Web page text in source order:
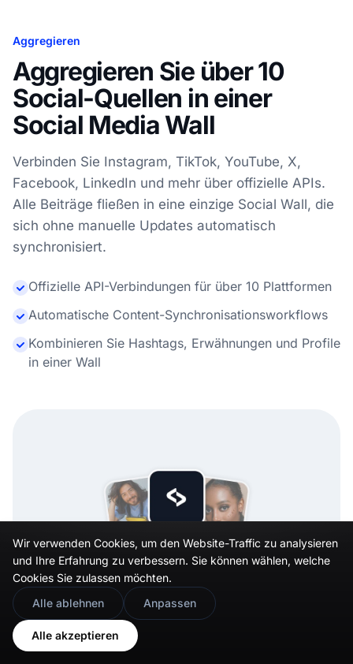
Aggregieren
Aggregieren Sie über 10
Social-Quellen in einer
Social Media Wall
Verbinden Sie Instagram, TikTok, YouTube, X,
Facebook, LinkedIn und mehr über offizielle APIs.
Alle Beiträge fließen in eine einzige Social Wall, die
sich ohne manuelle Updates automatisch
synchronisiert.
Offizielle API-Verbindungen für über 10 Plattformen
Automatische Content-Synchronisationsworkflows
Kombinieren Sie Hashtags, Erwähnungen und Profile
in einer Wall
Wir verwenden Cookies, um den Website-Traffic zu analysieren
und Ihre Erfahrung zu verbessern. Sie können wählen, welche
Cookies Sie zulassen möchten.
Alle ablehnen
Anpassen
Alle akzeptieren
🇬🇧 Would you prefer this site in English?
View in English